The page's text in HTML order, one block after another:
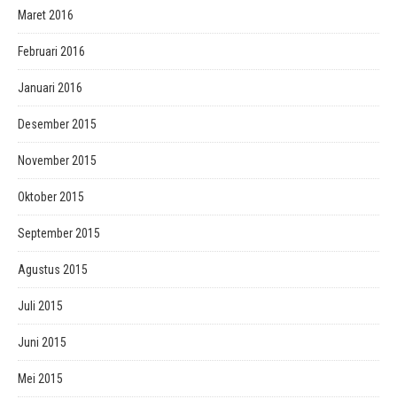
Maret 2016
Februari 2016
Januari 2016
Desember 2015
November 2015
Oktober 2015
September 2015
Agustus 2015
Juli 2015
Juni 2015
Mei 2015